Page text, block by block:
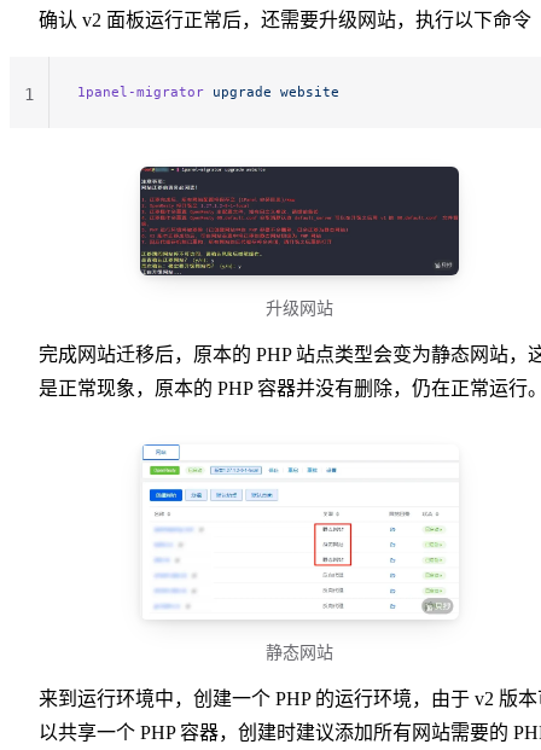
确认 v2 面板运行正常后，还需要升级网站，执行以下命令
1panel-migrator upgrade website
1
升级网站
完成网站迁移后，原本的 PHP 站点类型会变为静态网站，
是正常现象，原本的 PHP 容器并没有删除，仍在正常运行
静态网站
来到运行环境中，创建一个 PHP 的运行环境，由于 v2 版
以共享一个 PHP 容器，创建时建议添加所有网站需要的